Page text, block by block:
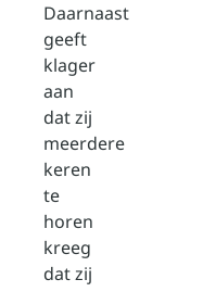
Daarnaast
geeft
klager
aan
dat zij
meerdere
keren
te
horen
kreeg
dat zij